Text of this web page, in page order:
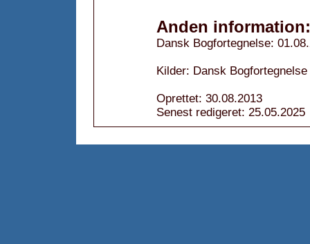
Anden information:
Dansk Bogfortegnelse:
Kilder: Dansk Bogfortegnelse
Oprettet: 30.08.2013
Senest redigeret: 25.05.2025